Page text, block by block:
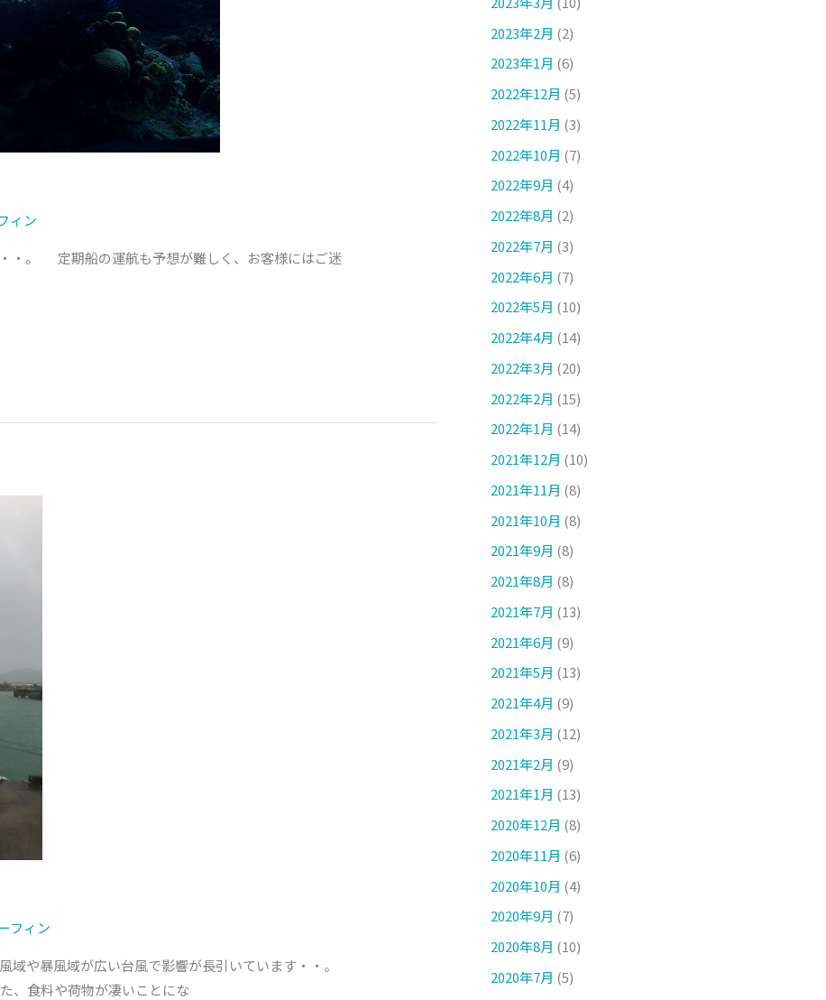
ィン
・。 定期船の運航も予想が難しく、お客様にはご迷
フィン
や暴風域が広い台風で影響が長引いています・・。
、食料や荷物が凄いことにな
2023年2月 (2)
2023年1月 (6)
2022年12月 (5)
2022年11月 (3)
2022年10月 (7)
2022年9月 (4)
2022年8月 (2)
2022年7月 (3)
2022年6月 (7)
2022年5月 (10)
2022年4月 (14)
2022年3月 (20)
2022年2月 (15)
2022年1月 (14)
2021年12月 (10)
2021年11月 (8)
2021年10月 (8)
2021年9月 (8)
2021年8月 (8)
2021年7月 (13)
2021年6月 (9)
2021年5月 (13)
2021年4月 (9)
2021年3月 (12)
2021年2月 (9)
2021年1月 (13)
2020年12月 (8)
2020年11月 (6)
2020年10月 (4)
2020年9月 (7)
2020年8月 (10)
2020年7月 (5)